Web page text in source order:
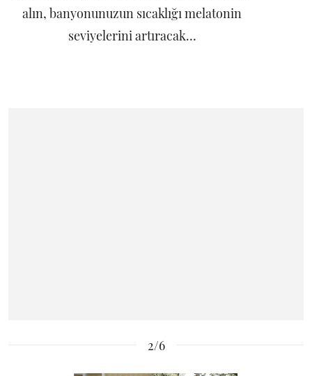
alın, banyonunuzun sıcaklığı melatonin
seviyelerini artıracak…
2/6